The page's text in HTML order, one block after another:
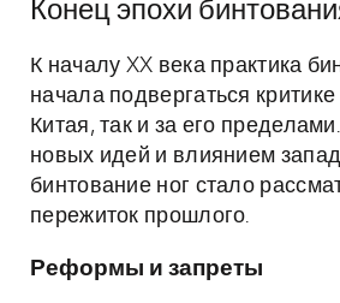
Конец эпохи
К началу XX века практика
начала подвергаться критике
Китая, так и за его
новых идей и влиянием
бинтование ног стало
пережиток прошлого.
Реформы и запреты